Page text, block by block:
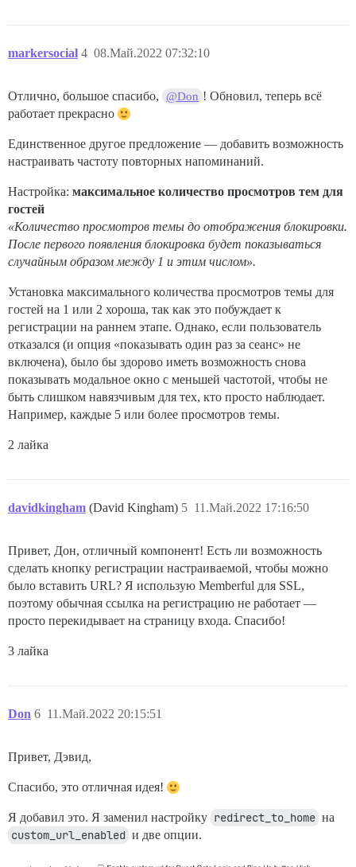
markersocial 08.Май.2022 07:32:10
4
Отлично, большое спасибо, @Don ! Обновил, теперь всё
работает прекрасно
Единственное другое предложение — добавить возможность
настраивать частоту повторных напоминаний.
Настройка: максимальное количество просмотров тем для
гостей
«Количество просмотров темы до отображения блокировки.
После первого появления блокировка будет показываться
случайным образом между 1 и этим числом».
Установка максимального количества просмотров темы для
гостей на 1 или 2 хороша, так как это побуждает к
регистрации на раннем этапе. Однако, если пользователь
отказался (и опция «показывать один раз за сеанс» не
включена), было бы здорово иметь возможность снова
показывать модальное окно с меньшей частотой, чтобы не
быть слишком навязчивым для тех, кто просто наблюдает.
Например, каждые 5 или более просмотров темы.
2 лайка
davidkingham (David Kingham) 11.Май.2022 17:16:50
5
Привет, Дон, отличный компонент! Есть ли возможность
сделать кнопку регистрации настраиваемой, чтобы можно
было вставить URL? Я использую Memberful для SSL,
поэтому обычная ссылка на регистрацию не работает —
просто перекидывает на страницу входа. Спасибо!
3 лайка
Don 11.Май.2022 20:15:51
6
Привет, Дэвид,
Спасибо, это отличная идея!
Я добавил это. Я заменил настройку redirect_to_home на
custom_url_enabled и две опции.